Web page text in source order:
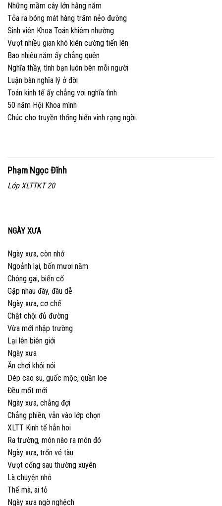
Những mầm cây lớn hằng năm
Tỏa ra bóng mát hàng trăm nẻo đường
Sinh viên Khoa Toán khiêm nhường
Vượt nhiều gian khó kiên cường tiến lên
Bao nhiêu năm ấy chẳng quên
Nghĩa thầy, tình bạn luôn bên mỗi người
Luận bàn nghĩa lý ở đời
Toán kinh tế ấy chẳng vơi nghĩa tình
50 năm Hội Khoa mình
Chúc cho truyền thống hiển vinh rạng ngời.
Phạm Ngọc Đĩnh
Lớp XLTTKT 20
NGÀY XƯA
Ngày xưa, còn nhớ
Ngoảnh lại, bốn mươi năm
Chông gai, biến cố
Gặp nhau đây, đâu dễ
Ngày xưa, cơ chế
Chật chội đủ đường
Vừa mới nhập trường
Lại lên biên giới
Ngày xưa
Ăn chơi khỏi nói
Dép cao su, guốc mộc, quần loe
Đều mốt mới
Ngày xưa, chẳng đợi
Chẳng phiền, vẫn vào lớp chọn
XLTT Kinh tế hẳn hoi
Ra trường, món nào ra món đó
Ngày xưa, trốn vé tàu
Vượt cổng sau thường xuyên
Là chuyện nhỏ
Thế mà, ai tỏ
Ngày xưa ngờ nghệch